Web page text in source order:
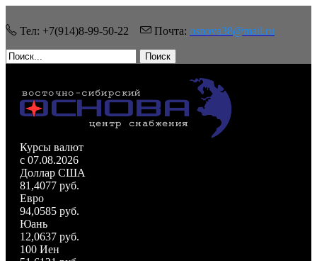
Тел: +7(914)8-99-50-22 Почта: osnova38@mail.ru
Поиск
Курсы валют
c 07.08.2026
Доллар США
81,4077 руб.
Евро
94,0585 руб.
Юань
12,0637 руб.
100 Иен